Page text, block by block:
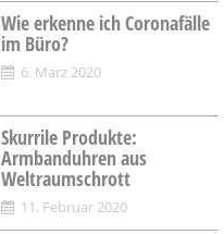
Wie erkenne ich Coronafälle
im Büro?
6. März 2020
Skurrile Produkte:
Armbanduhren aus
Weltraumschrott
11. Februar 2020